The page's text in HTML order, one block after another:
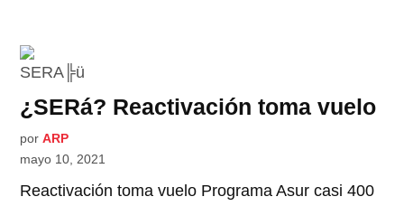
¿SERá? Reactivación toma vuelo
por ARP
mayo 10, 2021
Reactivación toma vuelo Programa Asur casi 400